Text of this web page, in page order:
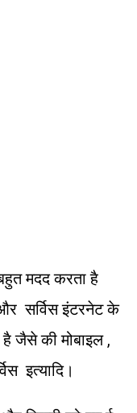
मदद करता है
सर्विस इंटरनेट के
जैसे की मोबाइल ,
इत्यादि।